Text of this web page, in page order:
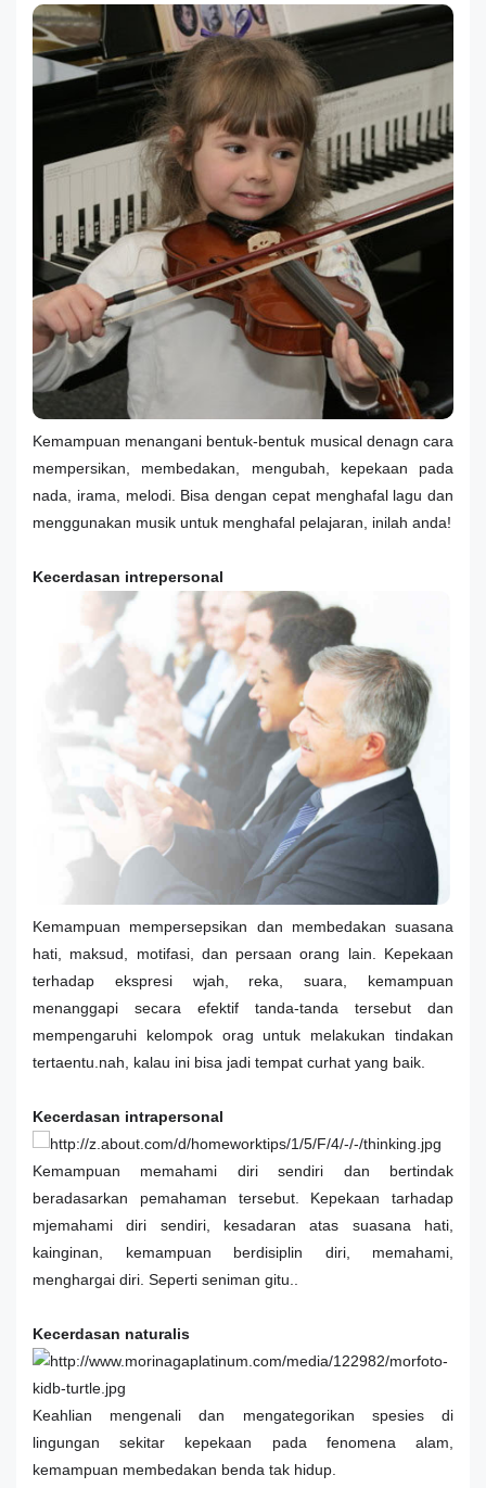
Kemampuan menangani bentuk-bentuk musical denagn cara
mempersikan, membedakan, mengubah, kepekaan pada
nada, irama, melodi. Bisa dengan cepat menghafal lagu dan
menggunakan musik untuk menghafal pelajaran, inilah anda!
Kecerdasan intrepersonal
Kemampuan mempersepsikan dan membedakan suasana
hati, maksud, motifasi, dan persaan orang lain. Kepekaan
terhadap ekspresi wjah, reka, suara, kemampuan
menanggapi secara efektif tanda-tanda tersebut dan
mempengaruhi kelompok orag untuk melakukan tindakan
tertaentu.nah, kalau ini bisa jadi tempat curhat yang baik.
Kecerdasan intrapersonal
Kemampuan memahami diri sendiri dan bertindak
beradasarkan pemahaman tersebut. Kepekaan tarhadap
mjemahami diri sendiri, kesadaran atas suasana hati,
kainginan, kemampuan berdisiplin diri, memahami,
menghargai diri. Seperti seniman gitu..
Kecerdasan naturalis
Keahlian mengenali dan mengategorikan spesies di
lingungan sekitar kepekaan pada fenomena alam,
kemampuan membedakan benda tak hidup.